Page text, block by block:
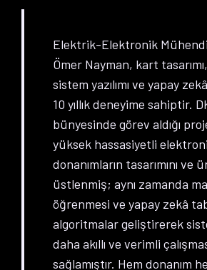
Elektrik-Elektronik
Ömer Nayman, kart
sistem yazılımı ve yapay
10 yıllık deneyime sahiptir.
bünyesinde görev aldığı
yüksek hassasiyetli
donanımların tasarımını ve
üstlenmiş; aynı zamanda
öğrenmesi ve yapay zekâ
algoritmalar geliştirerek
daha akıllı ve verimli
sağlamıştır. Hem donanım